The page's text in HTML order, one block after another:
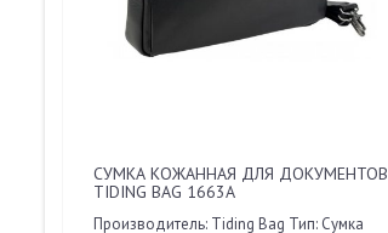
СУМКА КОЖАННАЯ ДЛЯ ДОКУМЕНТОВ
TIDING BAG 1663A
Производитель: Tiding Bag Тип: Сумка